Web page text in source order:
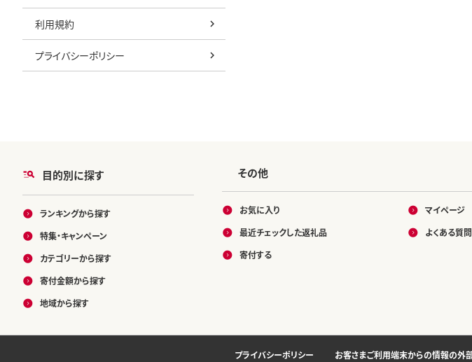
利用規約
プライバシーポリシー
目的別に探す
ランキングから探す
特集・キャンペーン
カテゴリーから探す
寄付金額から探す
地域から探す
その他
お気に入り
最近チェックした返礼品
寄付する
マイページ
よくある質問
プライバシーポリシー お客さまご利用端末からの情報の外